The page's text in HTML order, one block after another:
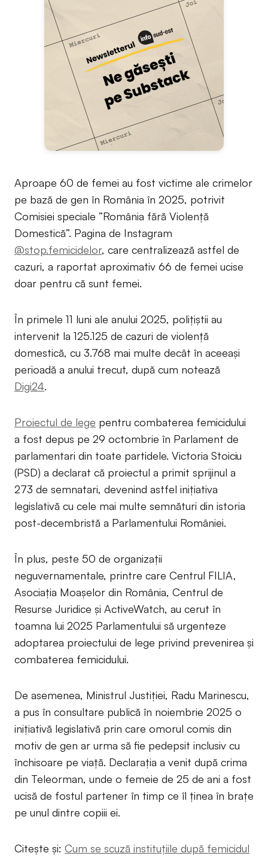
Aproape 60 de femei au fost victime ale crimelor
pe bază de gen în România în 2025, potrivit
Comisiei speciale ”România fără Violență
Domestică”. Pagina de Instagram
@stop.femicidelor, care centralizează astfel de
cazuri, a raportat aproximativ 66 de femei ucise
doar pentru că sunt femei.
În primele 11 luni ale anului 2025, polițiștii au
intervenit la 125.125 de cazuri de violență
domestică, cu 3.768 mai multe decât în aceeași
perioadă a anului trecut, după cum notează
Digi24.
Proiectul de lege pentru combaterea femicidului
a fost depus pe 29 octombrie în Parlament de
parlamentari din toate partidele. Victoria Stoiciu
(PSD) a declarat că proiectul a primit sprijinul a
273 de semnatari, devenind astfel inițiativa
legislativă cu cele mai multe semnături din istoria
post-decembristă a Parlamentului României.
În plus, peste 50 de organizații
neguvernamentale, printre care Centrul FILIA,
Asociația Moașelor din România, Centrul de
Resurse Juridice și ActiveWatch, au cerut în
toamna lui 2025 Parlamentului să urgenteze
adoptarea proiectului de lege privind prevenirea și
combaterea femicidului.
De asemenea, Ministrul Justiţiei, Radu Marinescu,
a pus în consultare publică în noiembrie 2025 o
iniţiativă legislativă prin care omorul comis din
motiv de gen ar urma să fie pedepsit inclusiv cu
închisoare pe viaţă. Declarația a venit după crima
din Teleorman, unde o femeie de 25 de ani a fost
ucisă de fostul partener în timp ce îl ținea în brațe
pe unul dintre copiii ei.
Citește și: Cum se scuză instituțiile după femicidul